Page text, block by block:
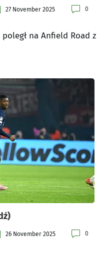
27 November 2025 0
na Anfield Road z
26 November 2025 0